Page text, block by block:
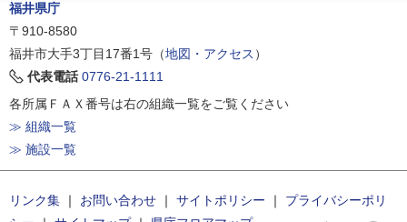
福井県庁
〒910-8580
福井市大手3丁目17番1号（地図・アクセス ）
代表電話 0776-21-1111
各所属ＦＡＸ番号は右の組織一覧をご覧ください
≫ 組織一覧
≫ 施設一覧
リンク集 ｜ お問い合わせ ｜ サイトポリシー ｜
プライバシーポリ